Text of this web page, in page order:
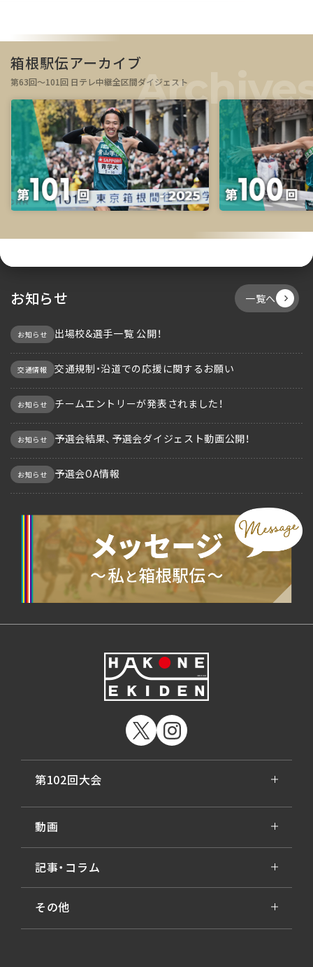
箱根駅伝アーカイブ
第63回～101回 日テレ中継全区間ダイジェスト
お知らせ 一覧へ
お知らせ 出場校&選手一覧 公開！
交通情報 交通規制・沿道での応援に関するお願い
お知らせ チームエントリーが発表されました！
お知らせ 予選会結果、予選会ダイジェスト動画公開！
お知らせ 予選会OA情報
第102回大会
動画
記事・コラム
その他